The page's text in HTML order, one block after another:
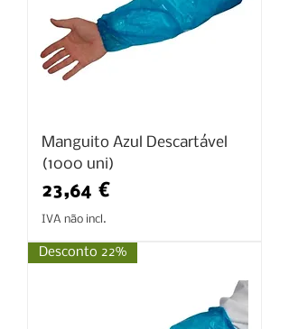
Manguito Azul Descartável
(1000 uni)
Preço
23,64 €
IVA não incl.
Desconto 22%